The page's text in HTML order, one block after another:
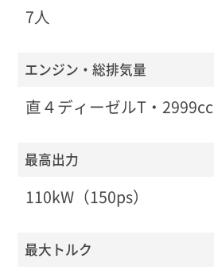
7人
エンジン・総排気量
直４ディーゼルT・2999cc
最高出力
110kW（150ps）
最大トルク